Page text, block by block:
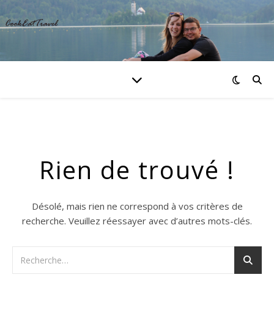
Rien de trouvé !
Désolé, mais rien ne correspond à vos critères de
recherche. Veuillez réessayer avec d’autres mots-clés.